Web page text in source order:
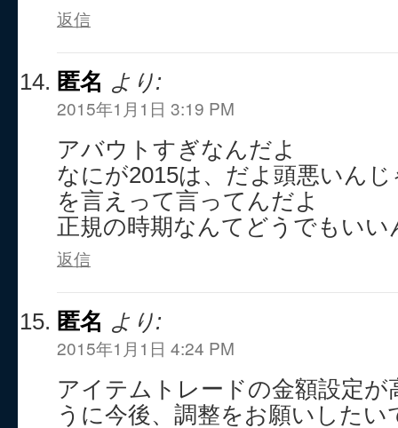
返信
匿名 より:
2015年1月1日 3:19 PM
アバウトすぎなんだよ
なにが2015は、だよ頭悪いん
を言えって言ってんだよ
正規の時期なんてどうでもいい
返信
匿名 より:
2015年1月1日 4:24 PM
アイテムトレードの金額設定
うに今後、調整をお願いしたい